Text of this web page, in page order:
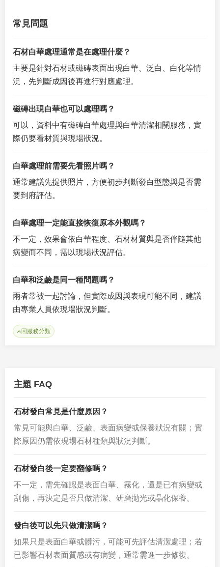
常見問題
石材白華處理通常是在處理什麼？
主要是針對石材或磁磚表面出現白華、泛白、白化等情
況，先判斷成因後再進行對應處理。
磁磚出現白華也可以處理嗎？
可以，資料中有磁磚白華處理與白華清潔相關服務，實
際仍要看材質與現場狀況。
白華處理前需要先看照片嗎？
通常建議先提供照片，方便初步判斷發白型態與是否需
要到府評估。
白華處理一定能直接恢復原本外觀嗎？
不一定，效果會依白華程度、石材材質與是否伴隨其他
病變而不同，需以現場狀況評估。
白華和泛鹼是同一種問題嗎？
兩者常被一起討論，但實際成因與表現可能不同，建議
由專業人員依現場狀況判斷。
回服務分類
主題 FAQ
石材發白常見是什麼原因？
常見可能與白華、泛鹼、表面病變或保養狀況有關；實
際原因仍需依現場石材種類與狀況判斷。
石材發白後一定要翻修嗎？
不一定，需先確認是表面白華、霧化，還是已有病變或
刮傷，再決定是否只做清潔、研磨拋光或晶化保養。
發白後可以先只做清潔嗎？
如果只是表面白華或髒污，可能可先評估清潔處理；若
已影響石材表面質感或有病變，通常需進一步修復。